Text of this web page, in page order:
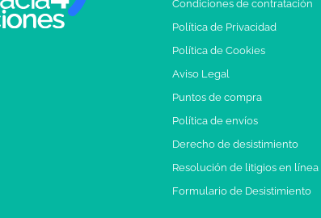
Condiciones de contratación
Política de Privacidad
Política de Cookies
Aviso Legal
Puntos de compra
Política de envíos
Derecho de desistimiento
Resolución de litigios en línea
Formulario de Desistimiento